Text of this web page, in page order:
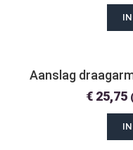
Aanslag
€25,75